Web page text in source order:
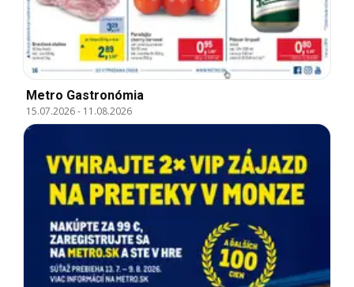
Metro Gastronómia
15.07.2026- 11.08.2026